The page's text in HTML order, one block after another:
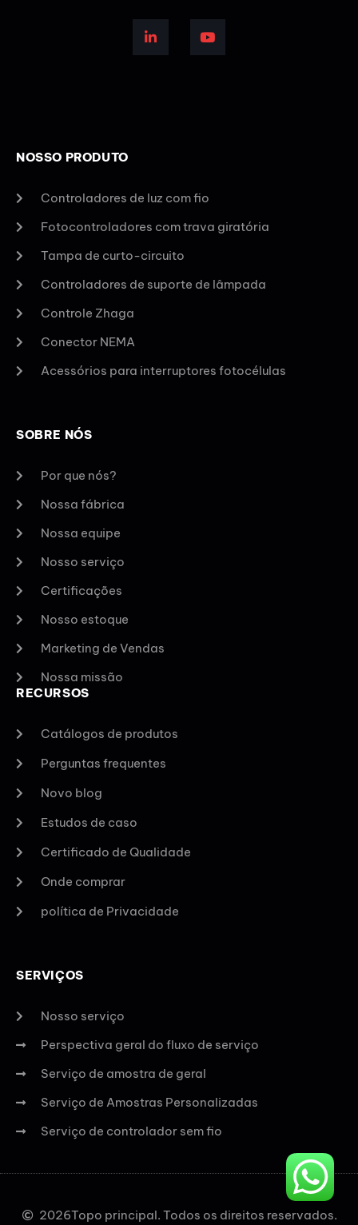
NOSSO PRODUTO
Controladores de luz com fio
Fotocontroladores com trava giratória
Tampa de curto-circuito
Controladores de suporte de lâmpada
Controle Zhaga
Conector NEMA
Acessórios para interruptores fotocélulas
SOBRE NÓS
Por que nós?
Nossa fábrica
Nossa equipe
Nosso serviço
Certificações
Nosso estoque
Marketing de Vendas
Nossa missão
RECURSOS
Catálogos de produtos
Perguntas frequentes
Novo blog
Estudos de caso
Certificado de Qualidade
Onde comprar
política de Privacidade
SERVIÇOS
Nosso serviço
Perspectiva geral do fluxo de serviço
Serviço de amostra de geral
Serviço de Amostras Personalizadas
Serviço de controlador sem fio
2026Topo principal. Todos os direitos reservados.